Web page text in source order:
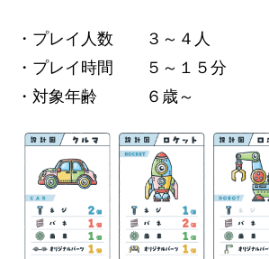
・プレイ人数 ３～４人
・プレイ時間 ５～１５分
・対象年齢 ６歳～